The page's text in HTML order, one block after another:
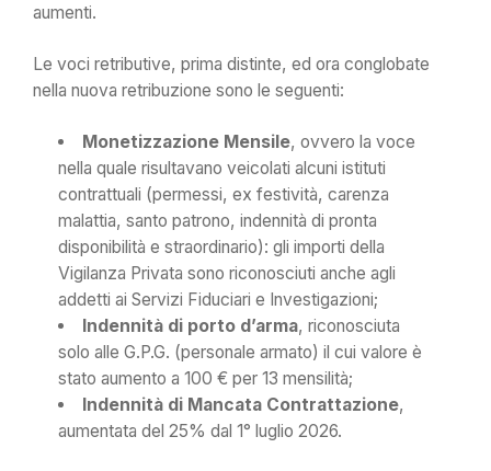
aumenti.
Le voci retributive, prima distinte, ed ora conglobate
nella nuova retribuzione sono le seguenti:
Monetizzazione Mensile, ovvero la voce
nella quale risultavano veicolati alcuni istituti
contrattuali (permessi, ex festività, carenza
malattia, santo patrono, indennità di pronta
disponibilità e straordinario): gli importi della
Vigilanza Privata sono riconosciuti anche agli
addetti ai Servizi Fiduciari e Investigazioni;
Indennità di porto d’arma, riconosciuta
solo alle G.P.G. (personale armato) il cui valore è
stato aumento a 100 € per 13 mensilità;
Indennità di Mancata Contrattazione,
aumentata del 25% dal 1° luglio 2026.